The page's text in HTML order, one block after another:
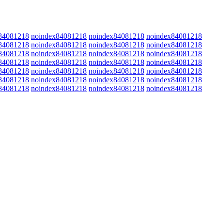
noindex84081218 noindex84081218 noindex84081218
noindex84081218 noindex84081218 noindex84081218
noindex84081218 noindex84081218 noindex84081218
noindex84081218 noindex84081218 noindex84081218
noindex84081218 noindex84081218 noindex84081218
noindex84081218 noindex84081218 noindex84081218
noindex84081218 noindex84081218 noindex84081218